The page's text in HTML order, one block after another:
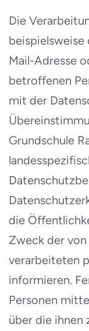
Die
beispielsweise
Mail-Adresse
betroffenen
mit der
Grundschule
die
Zweck der
verarbeiteten
informieren.
Personen
über die ihnen